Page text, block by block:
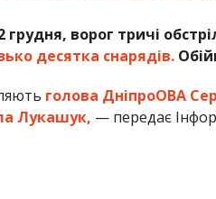
ворог тричі
десятка снарядів.
голова ДніпроОВА
Лукашук, — передає